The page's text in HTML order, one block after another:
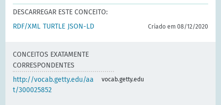
DESCARREGAR ESTE CONCEITO:
RDF/XML TURTLE JSON-LD Criado em 08/12/2020
CONCEITOS EXATAMENTE
CORRESPONDENTES
http://vocab.getty.edu/aa
t/300025852
vocab.getty.edu